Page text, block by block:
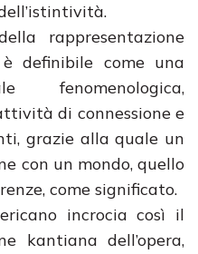
rappresentazione
definibile come una
fenomenologica,
di connessione e
grazie alla quale un
con un mondo, quello
come significato.
incrocia così il
kantiana dell’opera,